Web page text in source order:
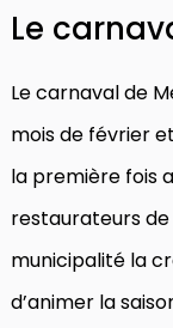
Le
Le carnaval de
mois de février
la première fois
restaurateurs
municipalité la
d’animer la